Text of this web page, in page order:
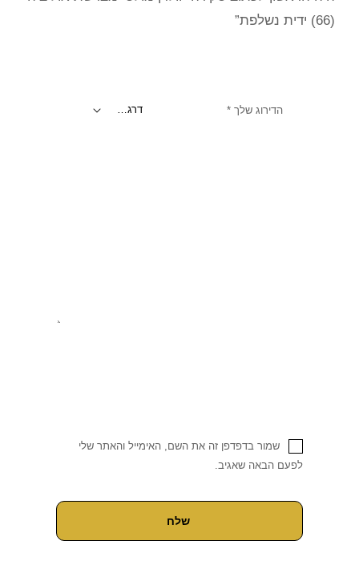
(66) ידית נשלפת”
הדירוג שלך *
שמור בדפדפן זה את השם, האימייל והאתר שלי
לפעם הבאה שאגיב.